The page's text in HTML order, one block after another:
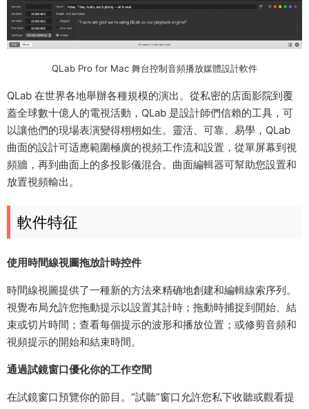
QLab Pro for Mac 舞台控制音頻播放媒體設計軟件
QLab 在世界各地舉辦各種規模的演出。從私密的店面影院到覆
蓋全球數十億人的電視活動，QLab 是設計師們信賴的工具，可
以讓他們的現場表演變得栩栩如生。靈活、可靠、易學，QLab
曲面的設計可适應範圍極廣的視頻工作流和設置，從單屏幕到視
頻牆，再到曲面上的多投影儀混合。曲面編輯器可幫助您設置和
放置視頻輸出。
軟件特征
使用時間線視圖拖放計時控件
時間線視圖提供了一種新的方法來精确地創建和編輯線索序列。
視覺布局允許您拖動提示以設置其計時；拖動時捕捉到開始、結
束或切片時間；查看每個提示的波形和播放位置；或修剪音頻和
視頻提示的開始和結束時間。
通過試鏡窗口優化你的工作空間
在試鏡窗口預覽你的節目。“試聽”窗口允許您私下收聽或觀看提